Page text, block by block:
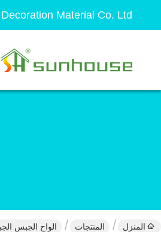
Material Co. Ltd.
المنزل المنتجات الواح الجبس